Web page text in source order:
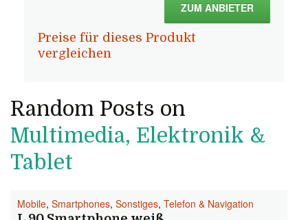
ZUM ANBIETER
Preise für dieses Produkt
vergleichen
Random Posts on
Multimedia, Elektronik &
Tablet
Mobile, Smartphones, Sonstiges, Telefon & Navigation